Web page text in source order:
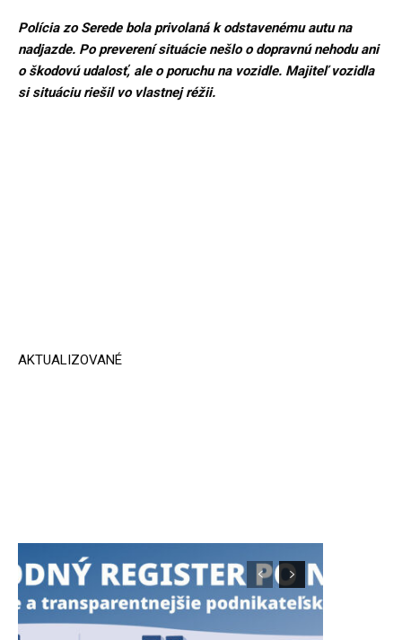
Polícia zo Serede bola privolaná k odstavenému autu na
nadjazde. Po preverení situácie nešlo o dopravnú nehodu ani
o škodovú udalosť, ale o poruchu na vozidle. Majiteľ vozidla
si situáciu riešil vo vlastnej réžii.
AKTUALIZOVANÉ